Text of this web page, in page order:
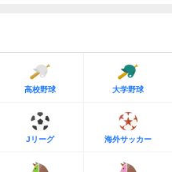
高校野球 大学野球
Jリーグ 海外サッカー